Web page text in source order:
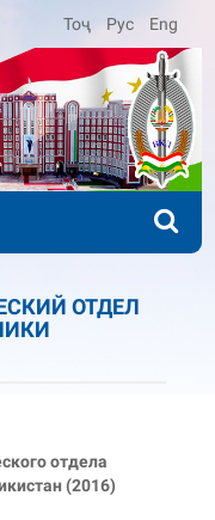
Тоҷ Рус Eng
ОТДЕЛ
отдела
(2016)